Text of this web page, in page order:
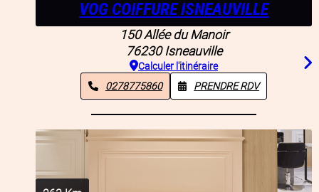
VOG COIFFURE ISNEAUVILLE
150 Allée du Manoir
76230 Isneauville
Calculer l'itinéraire
0278775860
PRENDRE RDV